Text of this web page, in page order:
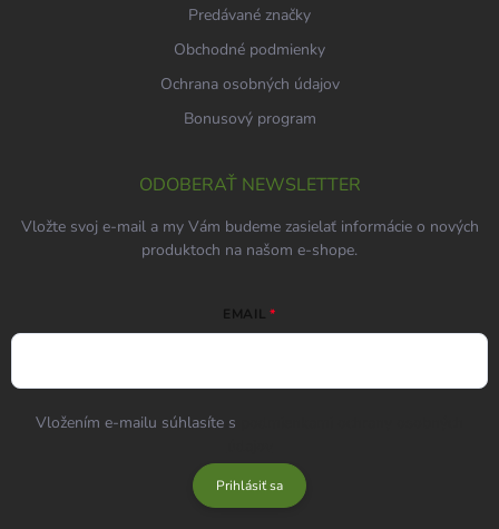
Predávané značky
Obchodné podmienky
Ochrana osobných údajov
Bonusový program
ODOBERAŤ NEWSLETTER
Vložte svoj e-mail a my Vám budeme zasielať informácie o nových
produktoch na našom e-shope.
EMAIL
Vložením e-mailu súhlasíte s
Prihlásiť sa